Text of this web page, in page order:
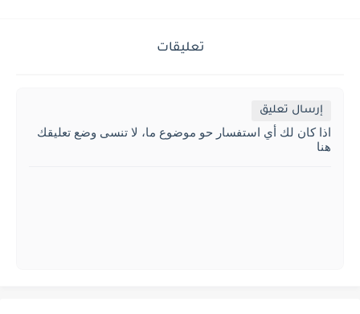
تعليقات
إرسال تعليق
اذا كان لك أي استفسار حو موضوع ما، لا تنسى وضع تعليقك
هنا